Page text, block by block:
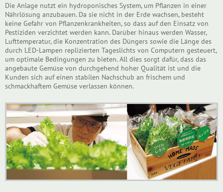
Die Anlage nutzt ein hydroponisches System, um Pflanzen in einer
Nährlösung anzubauen. Da sie nicht in der Erde wachsen, besteht
keine Gefahr von Pflanzenkrankheiten, so dass auf den Einsatz von
Pestiziden verzichtet werden kann. Darüber hinaus werden Wasser,
Lufttemperatur, die Konzentration des Düngers sowie die Länge des
durch LED-Lampen replizierten Tageslichts von Computern gesteuert,
um optimale Bedingungen zu bieten. All dies sorgt dafür, dass das
angebaute Gemüse von durchgehend hoher Qualität ist und die
Kunden sich auf einen stabilen Nachschub an frischem und
schmackhaftem Gemüse verlassen können.